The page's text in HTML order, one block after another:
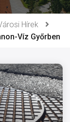
Hírek
Víz Győrben